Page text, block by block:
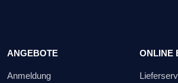
ANGEBOTE
Anmeldung
ONLINE